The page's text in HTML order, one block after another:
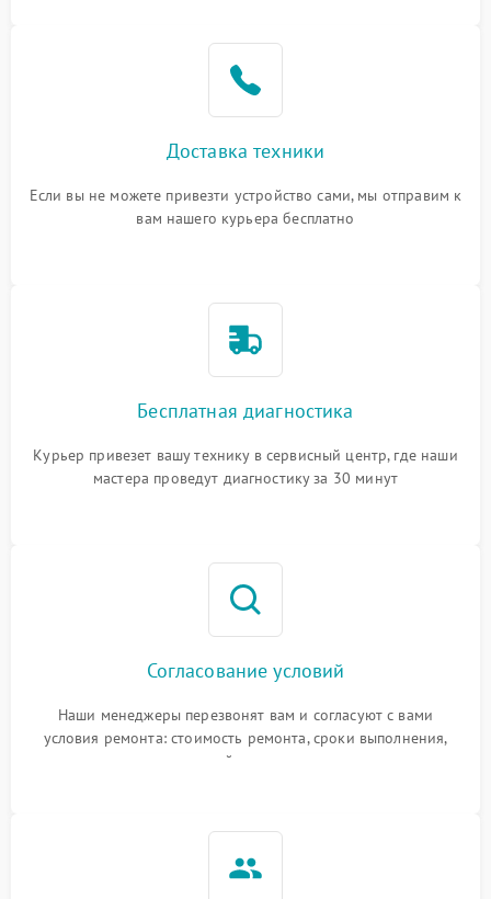
Доставка техники
Если вы не можете привезти устройство сами, мы отправим к
вам нашего курьера бесплатно
Бесплатная диагностика
Курьер привезет вашу технику в сервисный центр, где наши
мастера проведут диагностику за 30 минут
Согласование условий
Наши менеджеры перезвонят вам и согласуют с вами
условия ремонта: стоимость ремонта, сроки выполнения,
гарантийные условия